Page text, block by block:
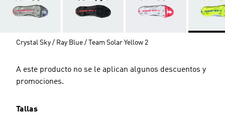
Crystal Sky / Ray Blue / Team Solar Yellow 2
A este producto no se le aplican algunos descuentos y
promociones.
Tallas